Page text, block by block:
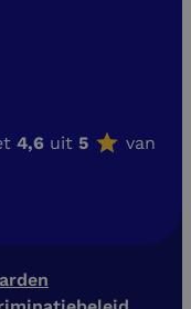
4,6 uit 5
van